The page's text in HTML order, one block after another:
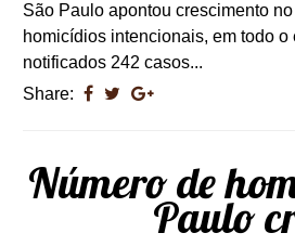
São Paulo apontou crescimento
homicídios intencionais, em todo
notificados 242 casos...
Share:
Número de
Paulo